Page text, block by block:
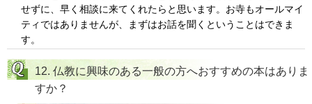
せずに、早く相談に来てくれたらと思います。お寺もオールマイ
ティではありませんが、まずはお話を聞くということはできま
す。
12. 仏教に興味のある一般の方へおすすめの本はありま
すか？